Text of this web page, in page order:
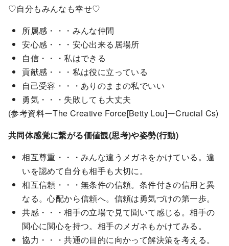
♡自分もみんなも幸せ♡
所属感・・・みんな仲間
安心感・・・安心出来る居場所
自信・・・私はできる
貢献感・・・私は役に立っている
自己受容・・・ありのままの私でいい
勇気・・・失敗しても大丈夫
(参考資料ーThe Creative Force[Betty Lou]ーCrucial Cs)
共同体感覚に繋がる価値観(思考)や姿勢(行動)
相互尊重・・・みんな違うメガネをかけている。違
いを認めて自分も相手も大切に。
相互信頼・・・無条件の信頼。条件付きの信用と異
なる。心配から信頼へ。信頼は勇気づけの第一歩。
共感・・・相手の立場で見て聞いて感じる。相手の
関心に関心を持つ。相手のメガネもかけてみる。
協力・・・共通の目的に向かって解決策を考える。